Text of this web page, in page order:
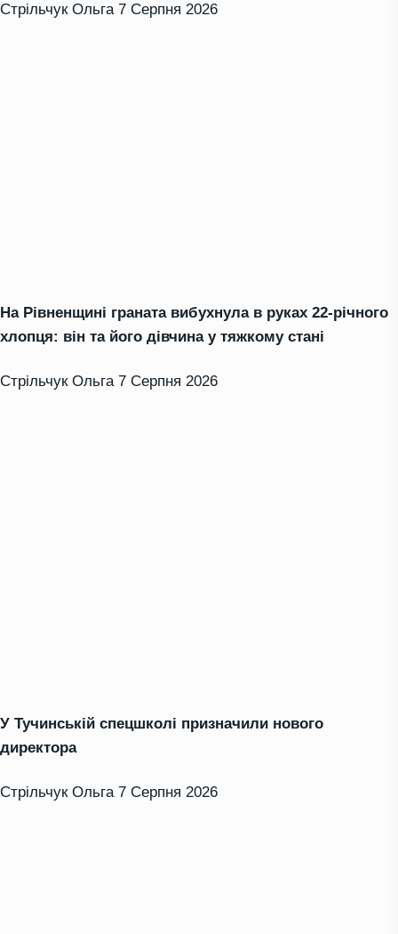
Стрільчук Ольга 7 Серпня 2026
На Рівненщині граната вибухнула в руках 22-річного
хлопця: він та його дівчина у тяжкому стані
Стрільчук Ольга 7 Серпня 2026
У Тучинській спецшколі призначили нового
директора
Стрільчук Ольга 7 Серпня 2026